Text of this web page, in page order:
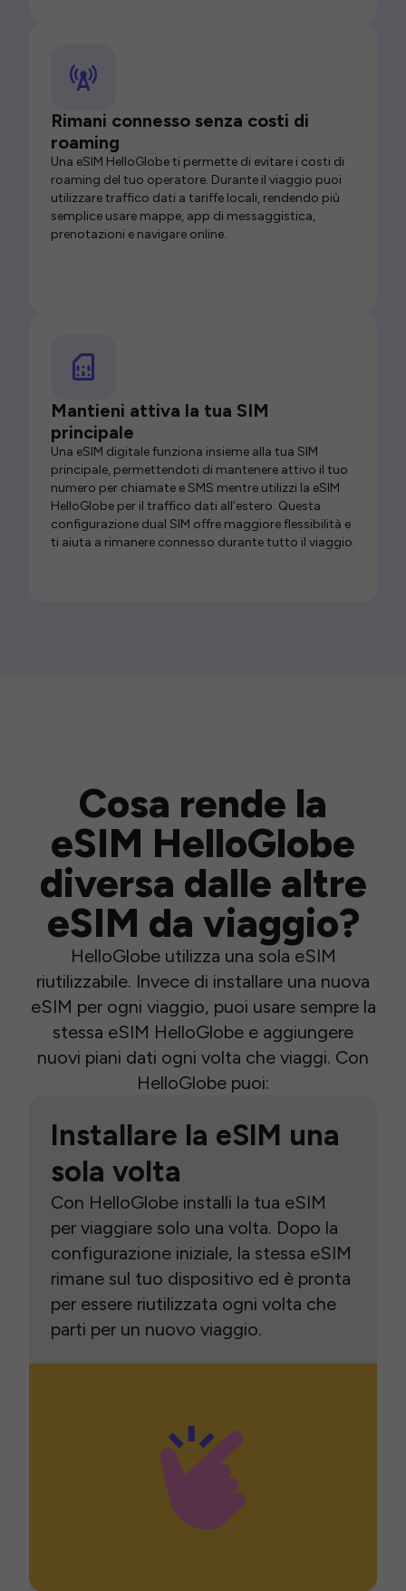
Rimani connesso senza costi di
roaming
Una eSIM HelloGlobe ti permette di evitare i costi di
roaming del tuo operatore. Durante il viaggio puoi
utilizzare traffico dati a tariffe locali, rendendo più
semplice usare mappe, app di messaggistica,
prenotazioni e navigare online.
Mantieni attiva la tua SIM
principale
Una eSIM digitale funziona insieme alla tua SIM
principale, permettendoti di mantenere attivo il tuo
numero per chiamate e SMS mentre utilizzi la eSIM
HelloGlobe per il traffico dati all’estero. Questa
configurazione dual SIM offre maggiore flessibilità e
ti aiuta a rimanere connesso durante tutto il viaggio.
Cosa rende la
eSIM HelloGlobe
diversa dalle altre
eSIM da viaggio?
HelloGlobe utilizza una sola eSIM
riutilizzabile. Invece di installare una nuova
eSIM per ogni viaggio, puoi usare sempre la
stessa eSIM HelloGlobe e aggiungere
nuovi piani dati ogni volta che viaggi. Con
HelloGlobe puoi:
Installare la eSIM una
sola volta
Con HelloGlobe installi la tua eSIM
per viaggiare solo una volta. Dopo la
configurazione iniziale, la stessa eSIM
rimane sul tuo dispositivo ed è pronta
per essere riutilizzata ogni volta che
parti per un nuovo viaggio.